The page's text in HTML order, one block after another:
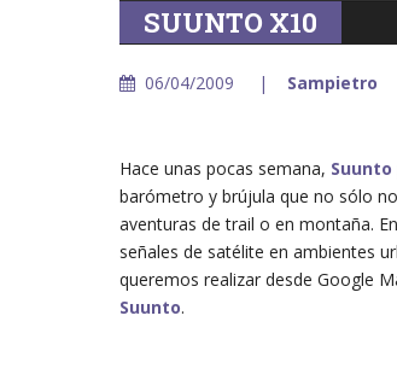
SUUNTO X10
06/04/2009 Sampietro
Hace unas pocas semana, Suunto
barómetro y brújula que no sólo
aventuras de trail o en montaña.
señales de satélite en ambientes
queremos realizar desde Google
Suunto.